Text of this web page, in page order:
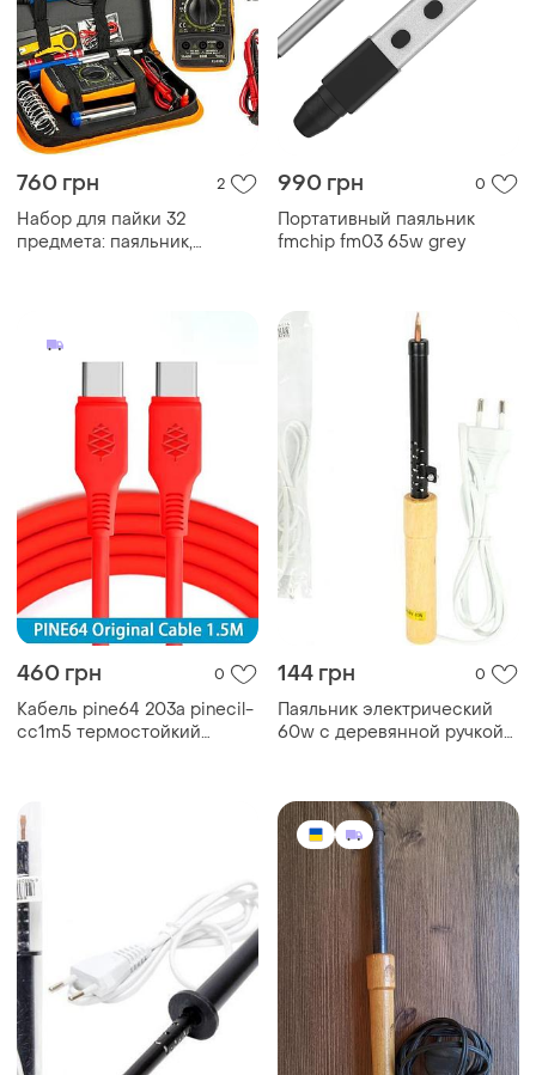
760 грн 2
Набор для пайки 32
предмета: паяльник,
990 грн 0
Портативный паяльник
fmchip fm03 65w grey
460 грн 0
Кабель pine64 203a pinecil-
cc1m5 термостойкий
144 грн 0
Паяльник электрический
60w с деревянной ручкой